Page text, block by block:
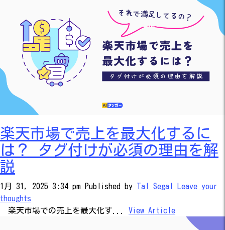
楽天市場で売上を最大化するに
は？ タグ付けが必須の理由を解
説
1月 31, 2025 3:34 pm Published by Tal Segal
Leave your
thoughts
楽天市場での売上を最大化す... View Article